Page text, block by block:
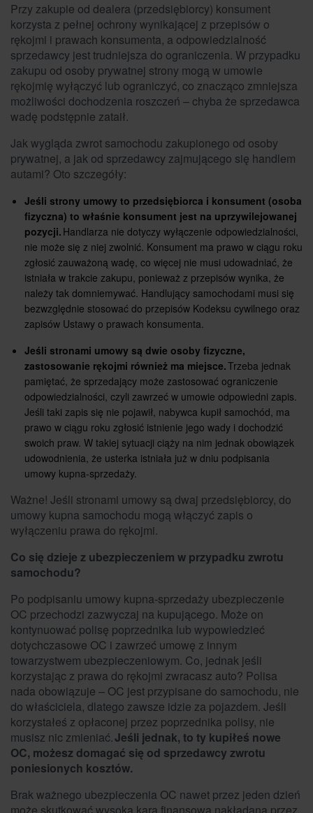
Przy zakupie od dealera (przedsiębiorcy) konsument
korzysta z pełnej ochrony wynikającej z przepisów o
rękojmi i prawach konsumenta, a odpowiedzialność
sprzedawcy jest trudniejsza do ograniczenia. W przypadku
zakupu od osoby prywatnej strony mogą w umowie
rękojmię wyłączyć lub ograniczyć, co znacząco zmniejsza
możliwości dochodzenia roszczeń – chyba że sprzedawca
wadę podstępnie zataił.
Jak wygląda zwrot samochodu zakupionego od osoby
prywatnej, a jak od sprzedawcy zajmującego się handlem
autami? Oto szczegóły:
Jeśli strony umowy to przedsiębiorca i konsument (osoba
fizyczna) to właśnie konsument jest na uprzywilejowanej
pozycji. Handlarza nie dotyczy wyłączenie odpowiedzialności,
nie może się z niej zwolnić. Konsument ma prawo w ciągu roku
zgłosić zauważoną wadę, co więcej nie musi udowadniać, że
istniała w trakcie zakupu, ponieważ z przepisów wynika, że
należy tak domniemywać. Handlujący samochodami musi się
bezwzględnie stosować do przepisów Kodeksu cywilnego oraz
zapisów Ustawy o prawach konsumenta.
Jeśli stronami umowy są dwie osoby fizyczne,
zastosowanie rękojmi również ma miejsce.Trzeba jednak
pamiętać, że sprzedający może zastosować ograniczenie
odpowiedzialności, czyli zawrzeć w umowie odpowiedni zapis.
Jeśli taki zapis się nie pojawił, nabywca kupił samochód, ma
prawo w ciągu roku zgłosić istnienie jego wady i dochodzić
swoich praw. W takiej sytuacji ciąży na nim jednak obowiązek
udowodnienia, że usterka istniała już w dniu podpisania
umowy kupna-sprzedaży.
Ważne! Jeśli stronami umowy są dwaj przedsiębiorcy, do
umowy kupna samochodu mogą włączyć zapis o
wyłączeniu prawa do rękojmi.
Co się dzieje z ubezpieczeniem w przypadku zwrotu
samochodu?
Po podpisaniu umowy kupna-sprzedaży ubezpieczenie
OC przechodzi zazwyczaj na kupującego. Może on
kontynuować polisę poprzednika lub wypowiedzieć
dotychczasowe OC i zawrzeć umowę z innym
towarzystwem ubezpieczeniowym. Co, jednak jeśli
korzystając z prawa do rękojmi zwracasz auto? Polisa
nada obowiązuje – OC jest przypisane do samochodu, nie
do właściciela, dlatego zawsze idzie za pojazdem. Jeśli
korzystałeś z opłaconej przez poprzednika polisy, nie
musisz nic zmieniać.Jeśli jednak, to ty kupiłeś nowe
OC, możesz domagać się od sprzedawcy zwrotu
poniesionych kosztów.
Brak ważnego ubezpieczenia OC nawet przez jeden dzień